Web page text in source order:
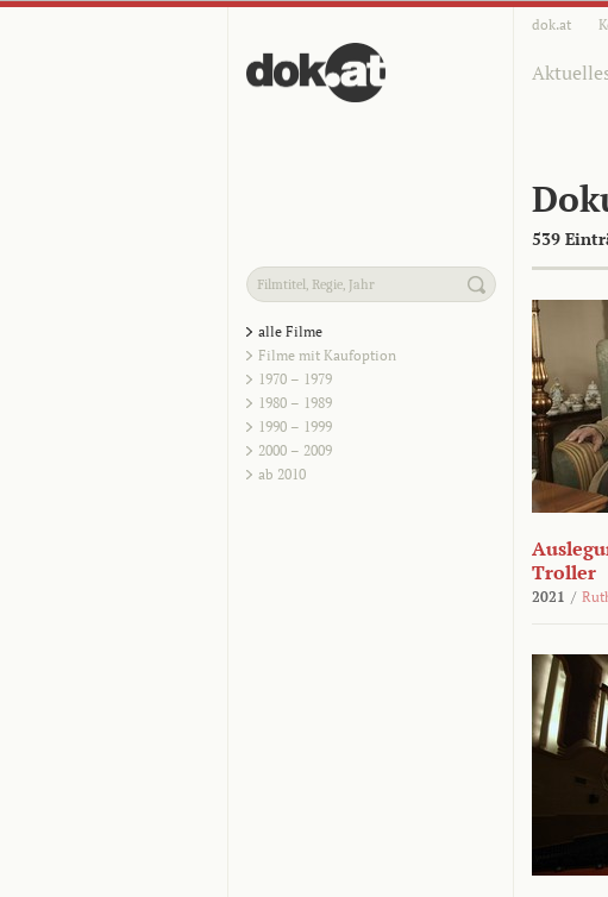
dok.at
539
alle Filme
Filme mit Kaufoption
1970 – 1979
1980 – 1989
1990 – 1999
2000 – 2009
ab 2010
Troller
2021 /